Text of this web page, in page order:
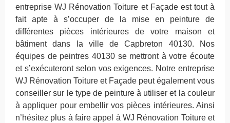
entreprise WJ Rénovation Toiture et Façade est tout à
fait apte à s’occuper de la mise en peinture de
différentes pièces intérieures de votre maison et
bâtiment dans la ville de Capbreton 40130. Nos
équipes de peintres 40130 se mettront à votre écoute
et s’exécuteront selon vos exigences. Notre entreprise
WJ Rénovation Toiture et Façade peut également vous
conseiller sur le type de peinture à utiliser et la couleur
à appliquer pour embellir vos pièces intérieures. Ainsi
n’hésitez plus à faire appel à WJ Rénovation Toiture et